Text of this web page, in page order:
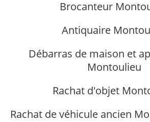
Brocanteur
Antiquaire
Débarras de maison et
Montoulieu
Rachat d'objet
Rachat de véhicule ancien